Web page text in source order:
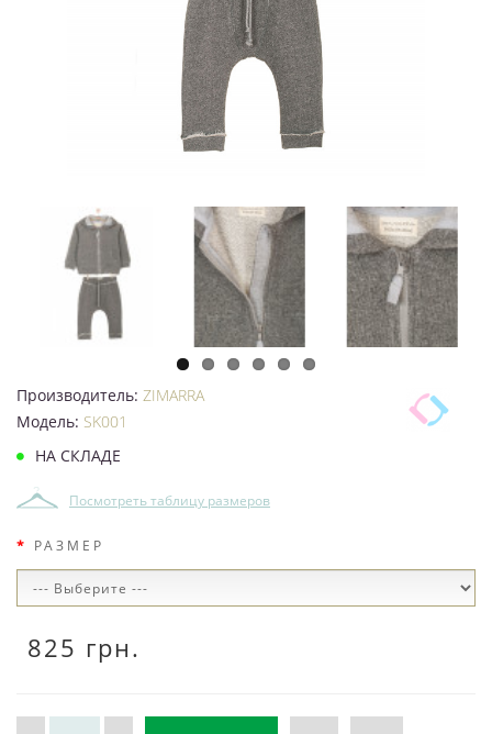
Производитель: ZIMARRA
Модель: SK001
НА СКЛАДЕ
Посмотреть таблицу размеров
РАЗМЕР
825 грн.